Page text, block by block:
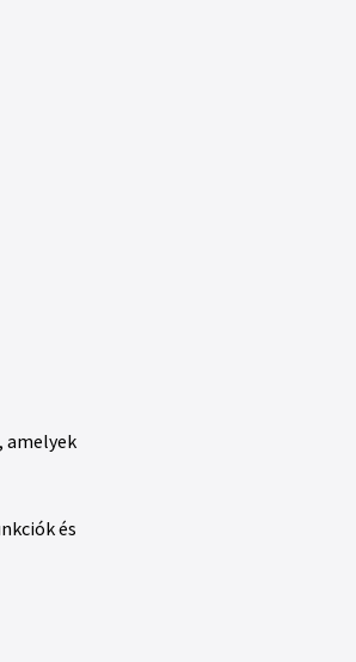
amelyek
és